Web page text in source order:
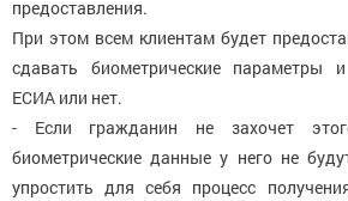
предоставления.
При этом всем клиентам будет
сдавать биометрические параметры
ЕСИА или нет.
- Если гражданин не захочет
биометрические данные у него не
упростить для себя процесс